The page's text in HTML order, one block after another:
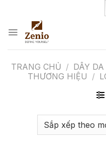
content
TRANG CHỦ / DÂY
THƯƠNG HIỆU /